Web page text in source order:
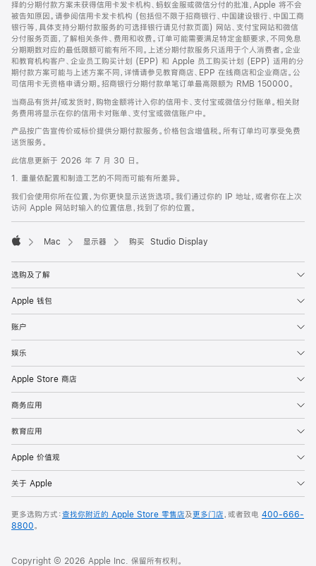
择的分期付款方案未获得信用卡发卡机构、蚂蚁金服或微信分付的批准，Apple 将不会
被告知原因。请参阅信用卡发卡机构 (包括但不限于招商银行、中国建设银行、中国工商
银行等，具体支持分期付款服务的可选择银行请见付款页面) 网站、支付宝网站和微信
分付服务页面，了解相关条件、费用和收费。订单可能需要满足特定金额要求，不同免息
分期期数对应的最低限额可能有所不同。上述分期付款服务只适用于个人消费者。企业
和教育机构客户、企业员工购买计划 (EPP) 和 Apple 员工购买计划 (EPP) 适用的分
期付款方案可能与上述方案不同，详情请参见教育商店、EPP 在线商店和企业商店。公
司信用卡无资格申请分期。招商银行分期付款单笔订单最高限额为 RMB 150000。
当商品有货并/或发货时，购物金额将计入你的信用卡、支付宝或微信分付账单。相关财
务费用将显示在你的信用卡对账单、支付宝或微信账户中。
产品按广告宣传价或标价提供分期付款服务。价格包含增值税。所有订单均可享受免费
送货服务。
此信息更新于 2026 年 7 月 30 日。
1. 重量依配置和制造工艺的不同而可能有所差异。
我们会使用你所在位置，为你更快显示送货选项。我们通过你的 IP 地址，或者你在上次
访问 Apple 网站时输入的位置信息，找到了你的位置。
Mac 显示器 购买 Studio Display
选购及了解
Apple 钱包
账户
娱乐
Apple Store 商店
商务应用
教育应用
Apple 价值观
关于 Apple
更多选购方式：查找你附近的 Apple Store 零售店及更多门店，或者致电 400-666-
8800。
Copyright © 2026 Apple Inc. 保留所有权利。